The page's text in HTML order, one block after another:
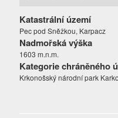
Katastrální území
Pec pod Sněžkou, Karpacz
Nadmořská výška
1603 m.n.m.
Kategorie chráněného
Krkonošský národní park